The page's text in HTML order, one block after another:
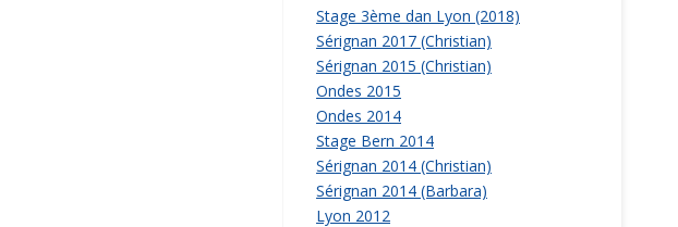
Stage 3ème dan Lyon (2018)
Sérignan 2017 (Christian)
Sérignan 2015 (Christian)
Ondes 2015
Ondes 2014
Stage Bern 2014
Sérignan 2014 (Christian)
Sérignan 2014 (Barbara)
Lyon 2012